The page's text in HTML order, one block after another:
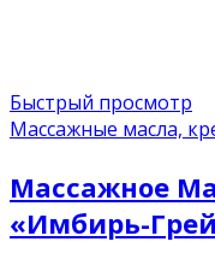
Быстрый просмотр
Массажные масла,
Массажное
«Имбирь-